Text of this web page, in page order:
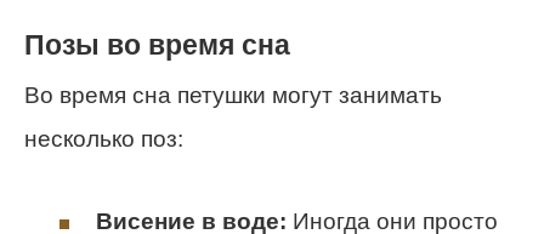
Позы во время сна
Во время сна петушки могут занимать
несколько поз:
Висение в воде: Иногда они просто